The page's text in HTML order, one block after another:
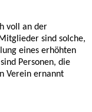
voll an der
sind solche,
eines erhöhten
Personen, die
Verein ernannt